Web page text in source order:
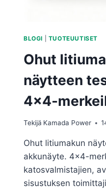
BLOGI TUOTEUUTISET
Ohut
näytteen
4×4-
Tekijä Kamada Power
Ohut litiumakun
akkunäyte. 4×4-
katosvalmistajien,
sisustuksen